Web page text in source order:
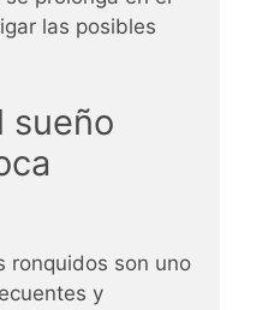
las posibles
sueño
ronquidos son uno
y